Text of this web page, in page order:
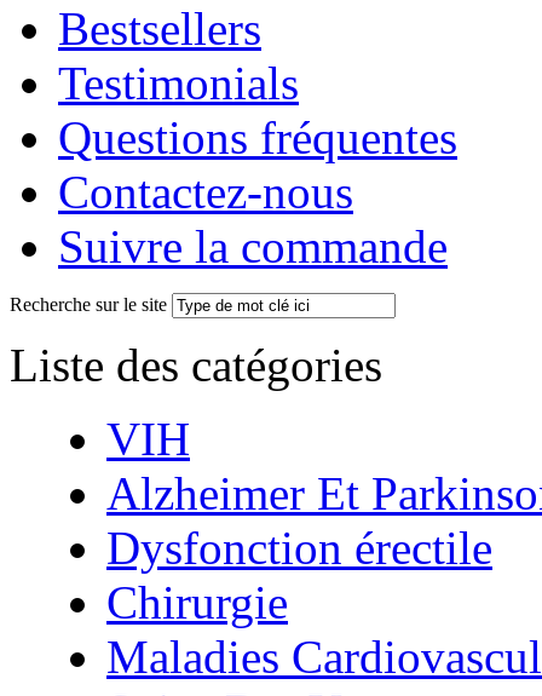
Bestsellers
Testimonials
Questions fréquentes
Contactez-nous
Suivre la commande
Recherche sur le site
Liste des catégories
VIH
Alzheimer Et
Dysfonction érectile
Chirurgie
Maladies